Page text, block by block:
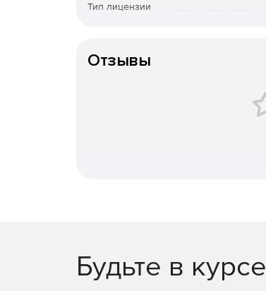
Тип лицензии
Отзывы
Будьте в курсе